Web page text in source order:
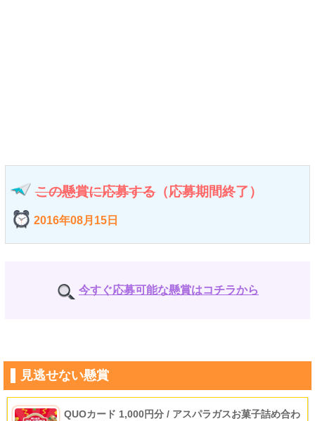
この懸賞に応募する （応募期間終了）
2016年08月15日
今すぐ応募可能な懸賞はコチラから
見逃せない懸賞
QUOカード 1,000円分 / アスパラガスお菓子詰め合わ